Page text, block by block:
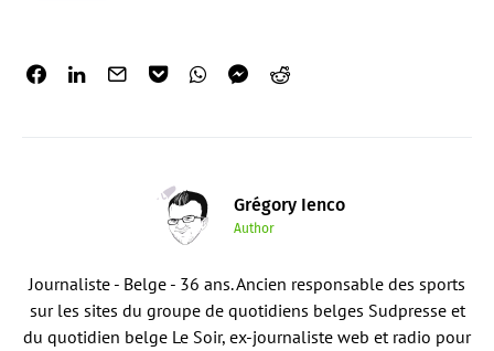
Grégory Ienco
Author
Journaliste - Belge - 36 ans. Ancien responsable des sports
sur les sites du groupe de quotidiens belges Sudpresse et
du quotidien belge Le Soir, ex-journaliste web et radio pour